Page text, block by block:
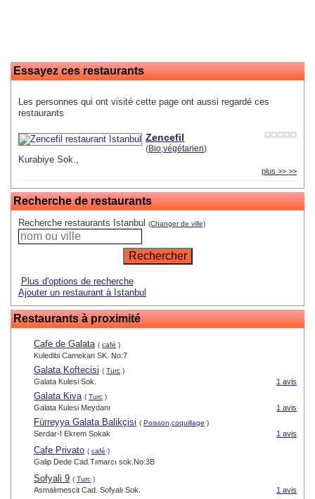
Essayez ces restaurants
Les personnes qui ont visité cette page ont aussi regardé ces
restaurants
Zencefil
(Bio,végétarien)
Kurabiye Sok.,
plus >> >>
Recherche de restaurants
Recherche restaurants Istanbul (Changer de ville)
Plus d'options de recherche
Ajouter un restaurant à Istanbul
Restaurants à proximité
Cafe de Galata ( café )
Kuledibi Camekan SK. No:7
Galata Koftecisi ( Turc )
1 avis
Galata Kulesi Sok.
Galata Kiva ( Turc )
1 avis
Galata Kulesi Meydanı
Fürreyya Galata Balikçisi ( Poisson,coquillage )
1 avis
Serdar-I Ekrem Sokak
Cafe Privato ( café )
Galip Dede Cad.Tımarcı sok.No:3B
Sofyali 9 ( Turc )
1 avis
Asmalımescit Cad. Sofyalı Sok.